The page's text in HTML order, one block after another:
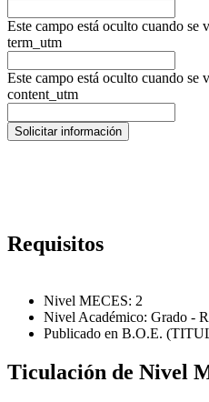
Este campo está oculto cuando se
term_utm
Este campo está oculto cuando se
content_utm
Requisitos
Nivel MECES: 2
Nivel Académico: Grado -
Publicado en B.O.E.
Ticulación de Nivel